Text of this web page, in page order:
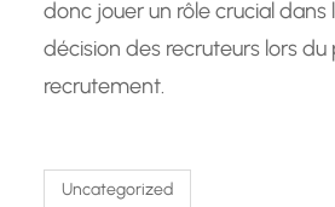
donc jouer un rôle crucial dans
décision des recruteurs lors du
recrutement.
Uncategorized